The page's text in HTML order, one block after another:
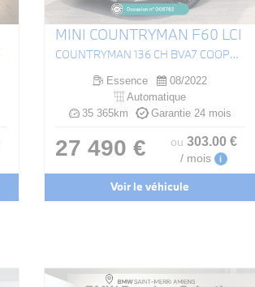
MINI COUNTRYMAN F60 LCI
COUNTRYMAN 136 CH BVA7 COOPER EDITION PREMIUM PLUS
Essence
08/2022
Automatique
35 365km
Garantie 24 mois
27 490 € ou 303.00 €
/ mois i
Voir le véhicule